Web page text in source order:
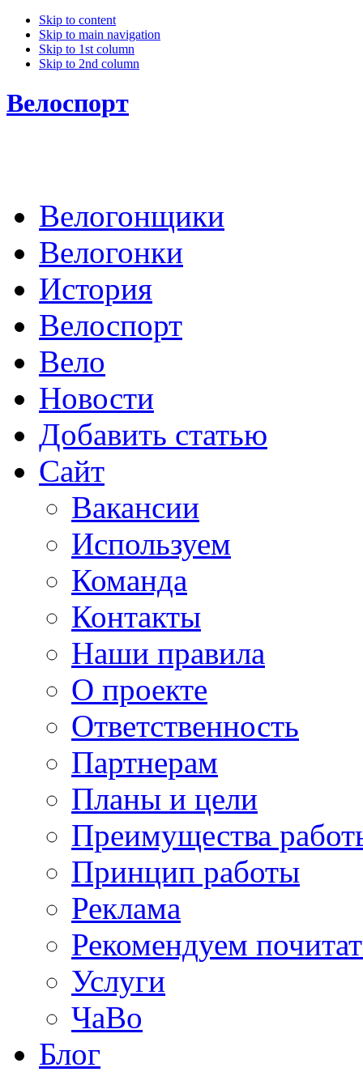
Skip to content
Skip to main navigation
Skip to 1st column
Skip to 2nd column
Велоспорт
Велогонщики
Велогонки
История
Велоспорт
Вело
Новости
Добавить статью
Сайт
Вакансии
Используем
Команда
Контакты
Наши правила
О проекте
Ответственность
Партнерам
Планы и цели
Преимущества
Принцип работы
Реклама
Рекомендуем
Услуги
ЧаВо
Блог